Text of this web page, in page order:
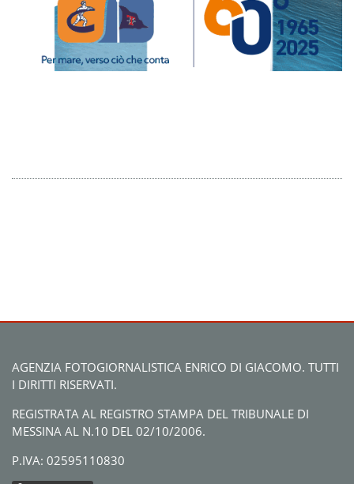
AGENZIA FOTOGIORNALISTICA ENRICO DI GIACOMO. TUTTI
I DIRITTI RISERVATI.
REGISTRATA AL REGISTRO STAMPA DEL TRIBUNALE DI
MESSINA AL N.10 DEL 02/10/2006.
P.IVA: 02595110830